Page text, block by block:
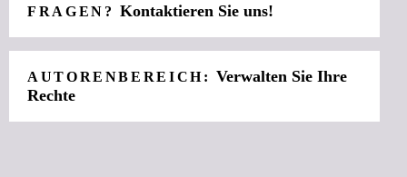
FRAGEN?Kontaktieren Sie uns!
AUTORENBEREICH:Verwalten Sie Ihre
Rechte